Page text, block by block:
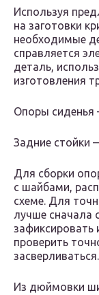
Используя
на заготовки
необходимые
справляется
деталь,
изготовления
Опоры сиденья
Задние стойки
Для сборки
с шайбами,
схеме. Для
лучше сначала
зафиксировать
проверить
засверливаться.
Из дюймовки